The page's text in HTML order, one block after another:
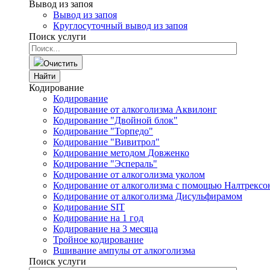
Вывод из запоя
Вывод из запоя
Круглосуточный вывод из запоя
Поиск услуги
Очистить
Найти
Кодирование
Кодирование
Кодирование от алкоголизма Аквилонг
Кодирование "Двойной блок"
Кодирование "Торпедо"
Кодирование "Вивитрол"
Кодирование методом Довженко
Кодирование "Эспераль"
Кодирование от алкоголизма уколом
Кодирование от алкоголизма с помощью
Кодирование от алкоголизма Дисульфирамом
Кодирование SIT
Кодирование на 1 год
Кодирование на 3 месяца
Тройное кодирование
Вшивание ампулы от алкоголизма
Поиск услуги